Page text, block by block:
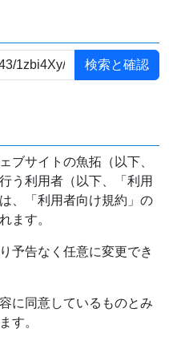
ブサイトの魚拓（以下、
う利用者（以下、「利用
、「利用者向け規約」の
ます。
予告なく任意に変更でき
に同意しているものとみ
す。